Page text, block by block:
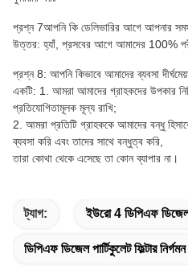
প্রশ্ন 7আপনি কি ডেলিভারির আগে আপনার
উত্তর: হ্যাঁ, প্রসবের আগে আমাদের 100%
প্রশ্ন 8: আপনি কিভাবে আমাদের ব্যবসা
একটি: 1. আমরা আমাদের গ্রাহকদের উপকার
প্রতিযোগিতামূলক মূল্য রাখি;
2. আমরা প্রতিটি গ্রাহককে আমাদের বন্ধু
ব্যবসা করি এবং তাদের সাথে বন্ধুত্ব করি,
তারা কোথা থেকে এসেছে তা কোন ব্যাপার না।
ট্যাগ: ইউরো 4 ডিপিএফ ডিজেল
ডিপিএফ ডিজেল পার্টিকুলেট ফিল্টার নির্গমন